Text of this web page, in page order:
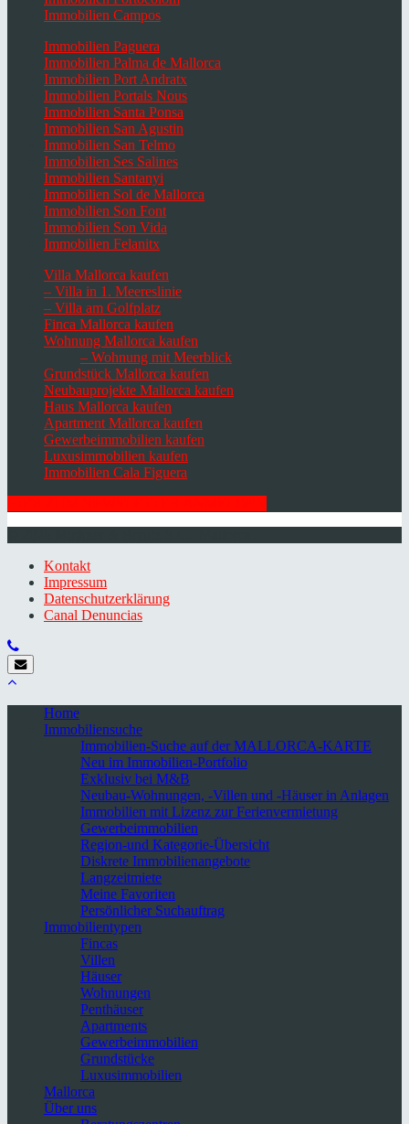
Immobilien Campos
Immobilien Paguera
Immobilien Palma de Mallorca
Immobilien Port Andratx
Immobilien Portals Nous
Immobilien Santa Ponsa
Immobilien San Agustin
Immobilien San Telmo
Immobilien Ses Salines
Immobilien Santanyi
Immobilien Sol de Mallorca
Immobilien Son Font
Immobilien Son Vida
Immobilien Felanitx
Villa Mallorca kaufen
– Villa in 1. Meereslinie
– Villa am Golfplatz
Finca Mallorca kaufen
Wohnung Mallorca kaufen
– Wohnung mit Meerblick
Grundstück Mallorca kaufen
Neubauprojekte Mallorca kaufen
Haus Mallorca kaufen
Apartment Mallorca kaufen
Gewerbeimmobilien kaufen
Luxusimmobilien kaufen
Immobilien Cala Figuera
Kontakt
Impressum
Datenschutzerklärung
Canal Denuncias
Home
Immobiliensuche
Immobilien-Suche auf der MALLORCA-KARTE
Neu im Immobilien-Portfolio
Exklusiv bei M&B
Neubau-Wohnungen, -Villen und -Häuser in Anlagen
Immobilien mit Lizenz zur Ferienvermietung
Gewerbeimmobilien
Region-und Kategorie-Übersicht
Diskrete Immobilienangebote
Langzeitmiete
Meine Favoriten
Persönlicher Suchauftrag
Immobilientypen
Fincas
Villen
Häuser
Wohnungen
Penthäuser
Apartments
Gewerbeimmobilien
Grundstücke
Luxusimmobilien
Mallorca
Über uns